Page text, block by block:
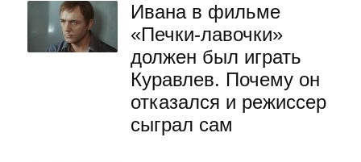
Ивана в фильме
«Печки-лавочки»
должен был играть
Куравлев. Почему он
отказался и режиссер
сыграл сам